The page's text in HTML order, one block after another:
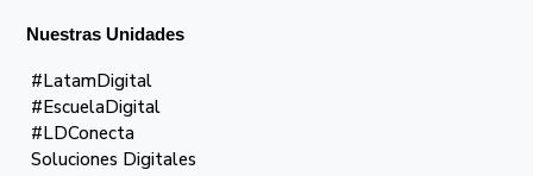
Nuestras Unidades
#LatamDigital
#EscuelaDigital
#LDConecta
Soluciones Digitales